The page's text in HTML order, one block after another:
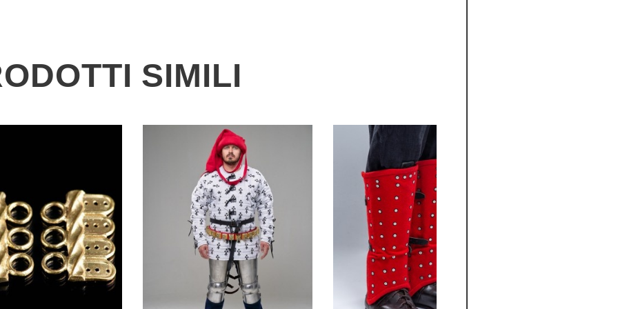
SIMILI